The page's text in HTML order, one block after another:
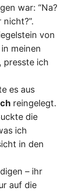
war: “Na?
von
meinen
presste ich
es aus
reingelegt.
die
ich
in den
– ihr
auf die